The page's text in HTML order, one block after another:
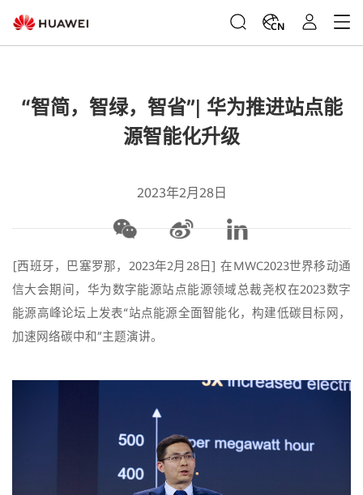
CN
“智简，智绿，智省”| 华为推进站点能
源智能化升级
2023年2月28日
[西班牙，巴塞罗那，2023年2月28日] 在MWC2023世界移动通
信大会期间，华为数字能源站点能源领域总裁尧权在2023数字
能源高峰论坛上发表“站点能源全面智能化，构建低碳目标网，
加速网络碳中和”主题演讲。